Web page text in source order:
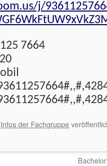
j/
7664
Infos der Fachgruppe